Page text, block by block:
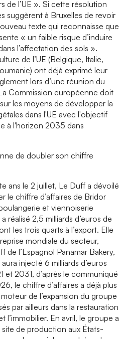
de l’UE ». Si cette résolution
suggèrent à Bruxelles de revoir
texte qui reconnaisse que
« un faible risque d’induire
l’affectation des sols ».
de l’UE (Belgique, Italie,
ont déjà exprimé leur
lors d’une réunion du
Commission européenne doit
les moyens de développer la
dans l'UE avec l'objectif
à l'horizon 2035 dans
de doubler son chiffre
ans le 2 juillet, Le Duff a dévoilé
le chiffre d’affaires de Bridor
et viennoiserie
réalisé 2,5 milliards d’euros de
les trois quarts à l’export. Elle
mondiale du secteur,
de l’Espagnol Panamar Bakery,
injecté 6 milliards d’euros
et 2031, d’après le communiqué
le chiffre d’affaires a déjà plus
de l’expansion du groupe
par ailleurs dans la restauration
l’immobilier. En avril, le groupe a
de production aux États-